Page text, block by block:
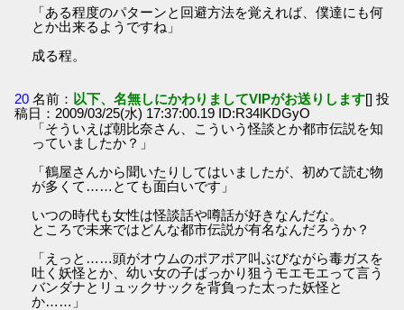
「ある程度のパターンと回避方法を覚えれば、僕達にも何
とか出来るようですね」
成る程。
20 名前： 以下、名無しにかわりましてVIPがお送りします[] 投
稿日：2009/03/25(水) 17:37:00.19 ID:R34lKDGyO
「そういえば朝比奈さん、こういう怪談とか都市伝説を知
っていましたか？」
「鶴屋さんから聞いたりしてはいましたが、初めて読む物
が多くて……とても面白いです」
いつの時代も女性は怪談話や噂話が好きなんだな。
ところで未来ではどんな都市伝説が有名なんだろうか？
「えっと……頭がオウムのポアポア叫ぶびながら毒ガスを
吐く妖怪とか、幼い女の子ばっかり狙うモエモエって言う
バンダナとリュックサックを背負った太った妖怪と
か……」